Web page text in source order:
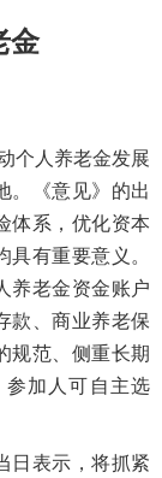
金
人养老金发展
。《意见》的出
体系，优化资本
有重要意义。
养老金资金账户
款、商业养老保
规范、侧重长期
加人可自主选
表示，将抓紧